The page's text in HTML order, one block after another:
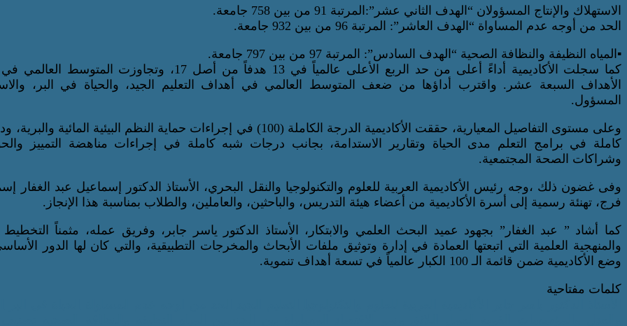
الاستهلاك والإنتاج المسؤولان “الهدف الثاني عشر”:المرتبة 91 من بين 758 جامعة.
الحد من أوجه عدم المساواة “الهدف العاشر”: المرتبة 96 من بين 932 جامعة.
▪️المياه النظيفة والنظافة الصحية “الهدف السادس”: المرتبة 97 من بين 797 جامعة.
كما سجلت الأكاديمية أداءً أعلى من حد الربع الأعلى عالمياً في 13 هدفاً من أصل 17، وتجاوزت
الأهداف السبعة عشر. واقترب أداؤها من ضعف المتوسط العالمي في أهداف التعليم الجيد، والحياة في البر،
المسؤول.
وعلى مستوى التفاصيل المعيارية، حققت الأكاديمية الدرجة الكاملة (100) في إجراءات حماية النظم البيئية المائية
كاملة في برامج التعلم مدى الحياة وتقارير الاستدامة، بجانب درجات شبه كاملة في إجراءات مناهضة التمييز
وشراكات الصحة المجتمعية.
وفى غضون ذلك ،وجه رئيس الأكاديمية العربية للعلوم والتكنولوجيا والنقل البحري، الأستاذ الدكتور إسماعيل عبد الغفار
فرج، تهنئة رسمية إلى أسرة الأكاديمية من أعضاء هيئة التدريس، والباحثين، والعاملين، والطلاب بمناسبة هذا الإنجاز.
كما أشاد ” عبد الغفار” بجهود عميد البحث العلمي والابتكار، الأستاذ الدكتور ياسر جابر، وفريق عمله، مثمناً التخطيط
والمنهجية العلمية التي اتبعتها العمادة في إدارة وتوثيق ملفات الأبحاث والمخرجات التطبيقية، والتي كان لها الدور
وضع الأكاديمية ضمن قائمة الـ 100 الكبار عالمياً في تسعة أهداف تنموية.
كلمات مفتاحية